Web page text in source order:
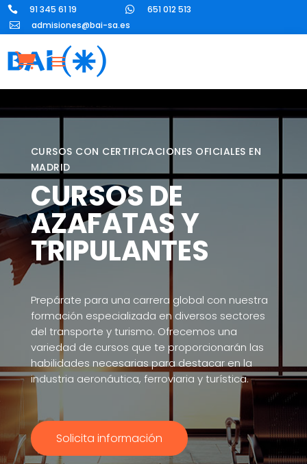
 91 345 61 19  651 012 513
 admisiones@bai-sa.es
CURSOS CON CERTIFICACIONES OFICIALES EN
MADRID
CURSOS DE
AZAFATAS Y
TRIPULANTES
Prepárate para una carrera global con nuestra
formación especializada en diversos sectores
del transporte y turismo. Ofrecemos una
variedad de cursos que te proporcionarán las
habilidades necesarias para destacar en la
industria aeronáutica, ferroviaria y turística.
Solicita información